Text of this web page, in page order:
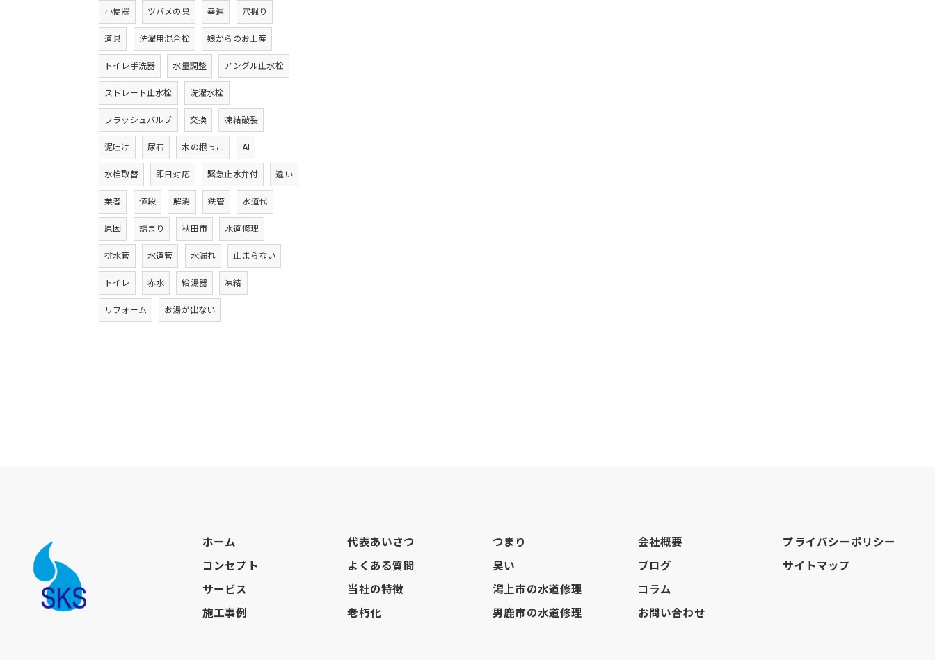
小便器 ツバメの巣 幸運 穴掘り
道具 洗濯用混合栓 娘からのお土産
トイレ手洗器 水量調整 アングル止水栓
ストレート止水栓 洗濯水栓
フラッシュバルブ 交換 凍結破裂
泥吐け 尿石 木の根っこ AI
水栓取替 即日対応 緊急止水弁付 違い
業者 値段 解消 鉄管 水道代
原因 詰まり 秋田市 水道修理
排水管 水道管 水漏れ 止まらない
トイレ 赤水 給湯器 凍結
リフォーム お湯が出ない
ホーム
コンセプト
サービス
施工事例
代表あいさつ
よくある質問
当社の特徴
老朽化
つまり
臭い
潟上市の水道修理
男鹿市の水道修理
会社概要
ブログ
コラム
お問い合わせ
プライバシーポリシー
サイトマップ